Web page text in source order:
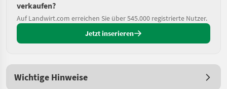
verkaufen?
Auf Landwirt.com erreichen Sie über 545.000 registrierte Nutzer.
Jetzt inserieren
Wichtige Hinweise